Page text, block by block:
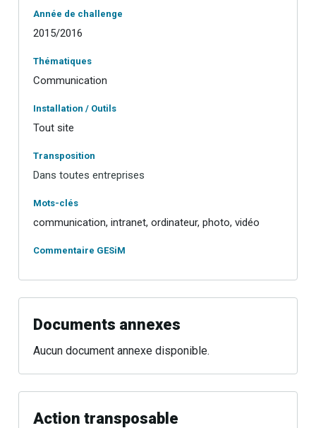
Année de challenge
2015/2016
Thématiques
Communication
Installation / Outils
Tout site
Transposition
Dans toutes entreprises
Mots-clés
communication, intranet, ordinateur, photo, vidéo
Commentaire GESiM
Documents annexes
Aucun document annexe disponible.
Action transposable